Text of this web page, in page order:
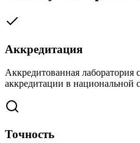
Аккредитация
Аккредитованная
аккредитации в национальной
Точность